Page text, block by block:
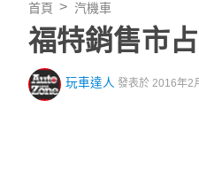
首頁 汽機車
福特銷售市
玩車達人 發表於 2016年2